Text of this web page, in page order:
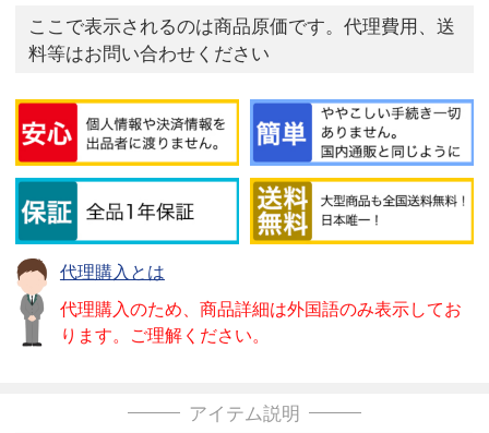
ここで表示されるのは商品原価です。代理費用、送
料等はお問い合わせください
代理購入とは
代理購入のため、商品詳細は外国語のみ表示してお
ります。ご理解ください。
アイテム説明